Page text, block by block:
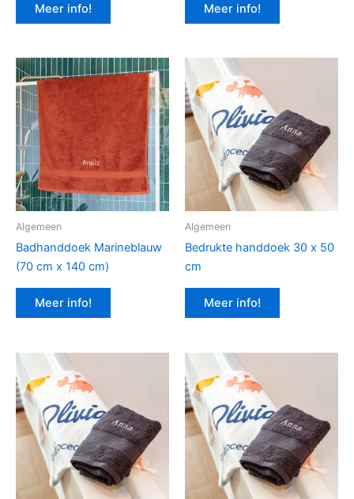
Meer info! Meer info!
Algemeen
Badhanddoek Marineblauw
(70 cm x 140 cm)
Meer info!
Algemeen
Bedrukte handdoek 30 x 50
cm
Meer info!